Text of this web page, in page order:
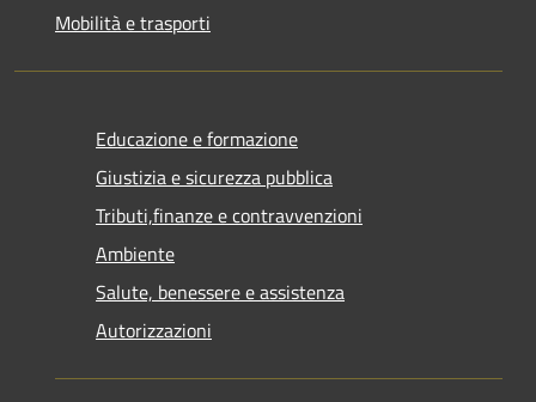
Mobilità e trasporti
Educazione e formazione
Giustizia e sicurezza pubblica
Tributi,finanze e contravvenzioni
Ambiente
Salute, benessere e assistenza
Autorizzazioni